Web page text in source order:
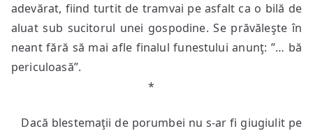
adevărat, fiind turtit de tramvai pe asfalt ca o bilă de
aluat sub sucitorul unei gospodine. Se prăvăleşte în
neant fără să mai afle finalul funestului anunţ: ”… bă
periculoasă”.
*
Dacă blestemaţii de porumbei nu s-ar fi giugiulit pe